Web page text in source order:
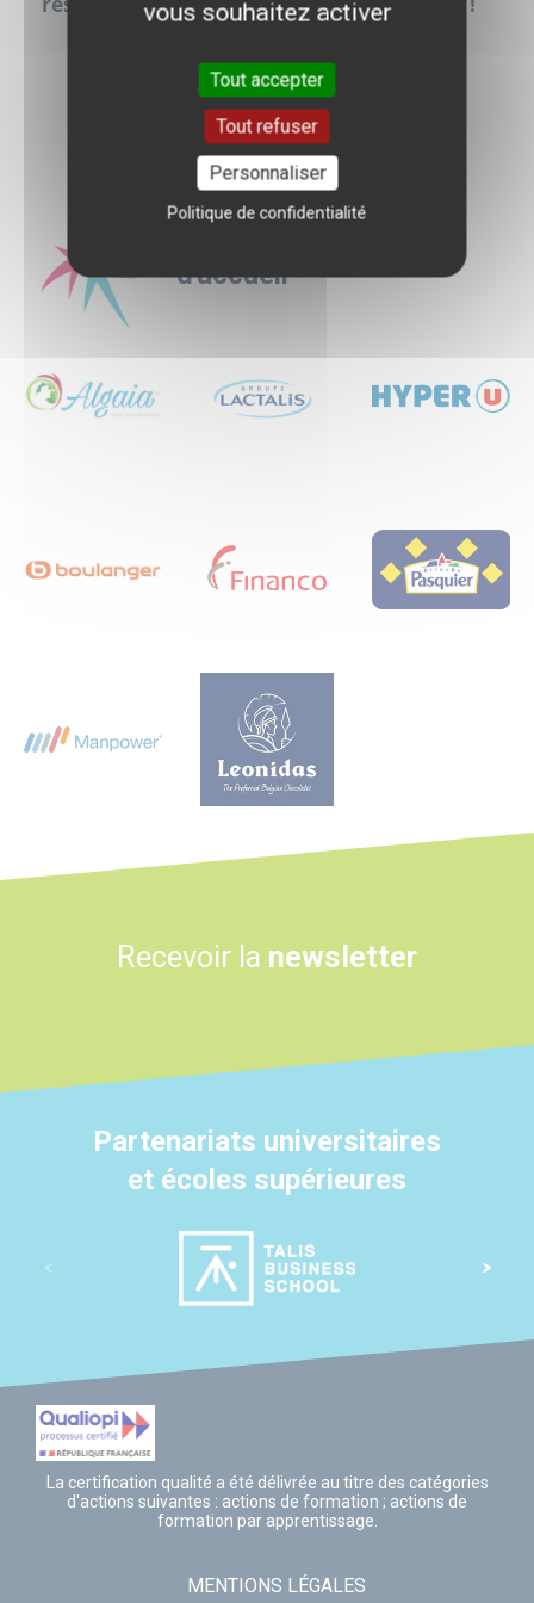
d'accueil
Recevoir la newsletter
Partenariats universitaires
et écoles supérieures
La certification qualité a été délivrée au titre des catégories
d'actions suivantes : actions de formation ; actions de
formation par apprentissage.
MENTIONS LÉGALES
vous souhaitez activer
Tout accepter
Tout refuser
Personnaliser
Politique de confidentialité